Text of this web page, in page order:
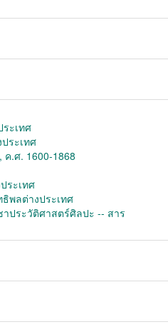
ะเทศ
ระเทศ
.ศ. 1600-1868
ระเทศ
พลต่างประเทศ
ประวัติศาสตร์ศิลปะ -- สาร